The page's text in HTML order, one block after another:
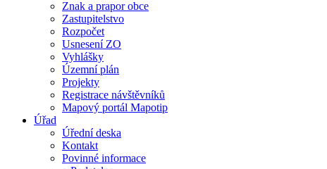
Znak a prapor obce
Zastupitelstvo
Rozpočet
Usnesení ZO
Vyhlášky
Územní plán
Projekty
Registrace návštěvníků
Mapový portál Mapotip
Úřad
Úřední deska
Kontakt
Povinné informace